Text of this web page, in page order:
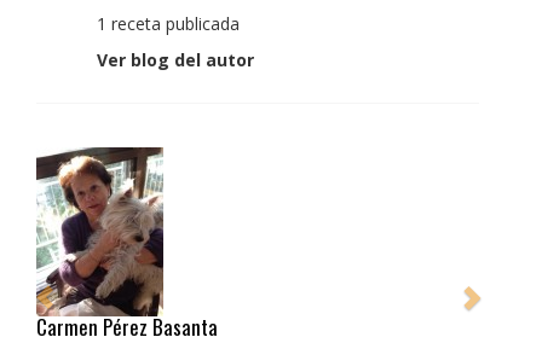
1 receta publicada
Ver blog del autor
Pedro Manuel Collado Cruz